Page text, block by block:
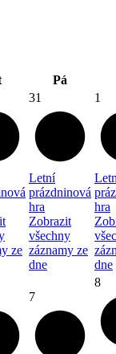
Pá
ze
31
Letní
prázdninová
hra
Zobrazit
všechny
záznamy ze
dne
1
hra
dne
7
8